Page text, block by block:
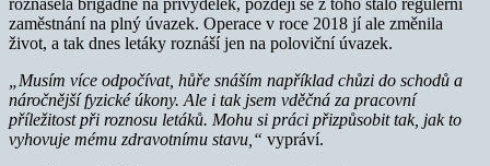
roznášela brigádně na přivýdělek, později se z toho stalo regulérní
zaměstnání na plný úvazek. Operace v roce 2018 jí ale změnila
život, a tak dnes letáky roznáší jen na poloviční úvazek.
„Musím více odpočívat, hůře snáším například chůzi do schodů a
náročnější fyzické úkony. Ale i tak jsem vděčná za pracovní
příležitost při roznosu letáků. Mohu si práci přizpůsobit tak, jak to
vyhovuje mému zdravotnímu stavu,“ vypráví.